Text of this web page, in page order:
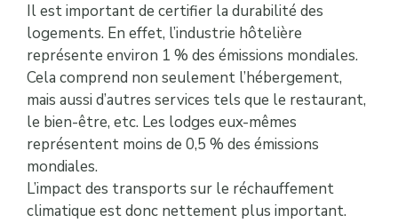
Il est important de certifier la durabilité des
logements. En effet, l’industrie hôtelière
représente environ 1 % des émissions mondiales.
Cela comprend non seulement l’hébergement,
mais aussi d’autres services tels que le restaurant,
le bien-être, etc. Les lodges eux-mêmes
représentent moins de 0,5 % des émissions
mondiales.
L’impact des transports sur le réchauffement
climatique est donc nettement plus important.